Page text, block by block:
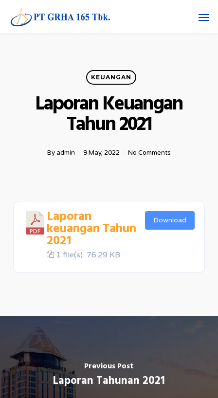
KEUANGAN
Laporan Keuangan
Tahun 2021
Byadmin 9 May, 2022 No Comments
Laporan
keuangan Tahun
2021
1 file(s) 76.29 KB
Download
Previous Post
Laporan Tahunan 2021